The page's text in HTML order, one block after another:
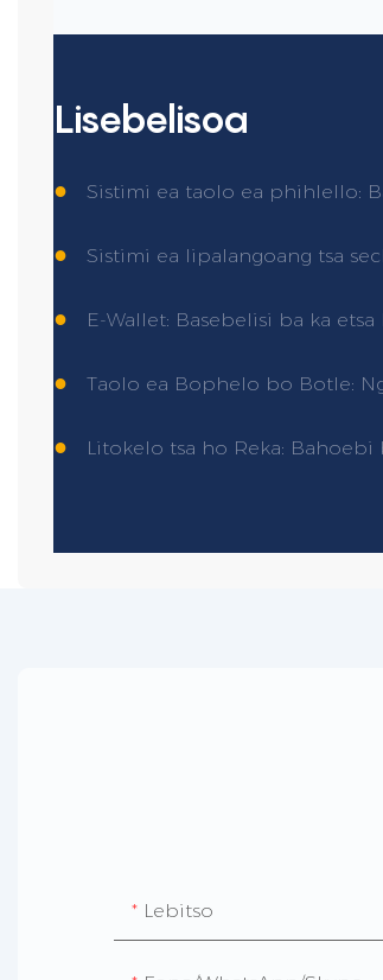
Lisebelisoa
● Sistimi ea taolo ea phihlello:
● Sistimi ea lipalangoang tsa
● E-Wallet: Basebelisi ba ka
● Taolo ea Bophelo bo Botle:
● Litokelo tsa ho Reka:
Lebitso